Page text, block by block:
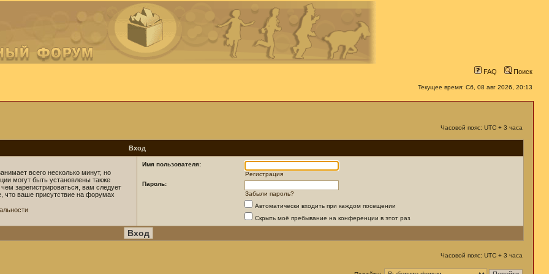
FAQ Поиск
Текущее время: Сб, 08 авг 2026, 20:13
Часовой пояс: UTC + 3 часа
Вход
всего несколько минут, но
могут быть установлены также
зарегистрироваться, вам следует
что ваше присутствие на форумах
Имя пользователя:
Регистрация
Пароль:
Забыли пароль?
Автоматически входить при каждом посещении
Скрыть моё пребывание на конференции в этот раз
Часовой пояс: UTC + 3 часа